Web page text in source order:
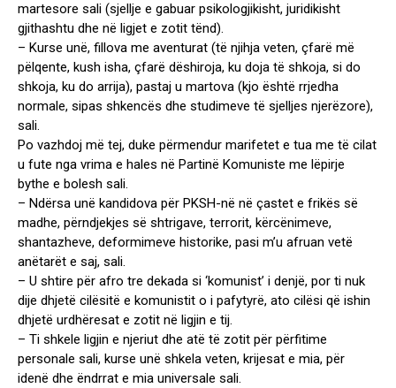
martesore sali (sjellje e gabuar psikologjikisht, juridikisht
gjithashtu dhe në ligjet e zotit tënd).
– Kurse unë, fillova me aventurat (të njihja veten, çfarë më
pëlqente, kush isha, çfarë dëshiroja, ku doja të shkoja, si do
shkoja, ku do arrija), pastaj u martova (kjo është rrjedha
normale, sipas shkencës dhe studimeve të sjelljes njerëzore),
sali.
Po vazhdoj më tej, duke përmendur marifetet e tua me të cilat
u fute nga vrima e hales në Partinë Komuniste me lëpirje
bythe e bolesh sali.
– Ndërsa unë kandidova për PKSH-në në çastet e frikës së
madhe, përndjekjes së shtrigave, terrorit, kërcënimeve,
shantazheve, deformimeve historike, pasi m’u afruan vetë
anëtarët e saj, sali.
– U shtire për afro tre dekada si ‘komunist’ i denjë, por ti nuk
dije dhjetë cilësitë e komunistit o i pafytyrë, ato cilësi që ishin
dhjetë urdhëresat e zotit në ligjin e tij.
– Ti shkele ligjin e njeriut dhe atë të zotit për përfitime
personale sali, kurse unë shkela veten, krijesat e mia, për
idenë dhe ëndrrat e mia universale sali.